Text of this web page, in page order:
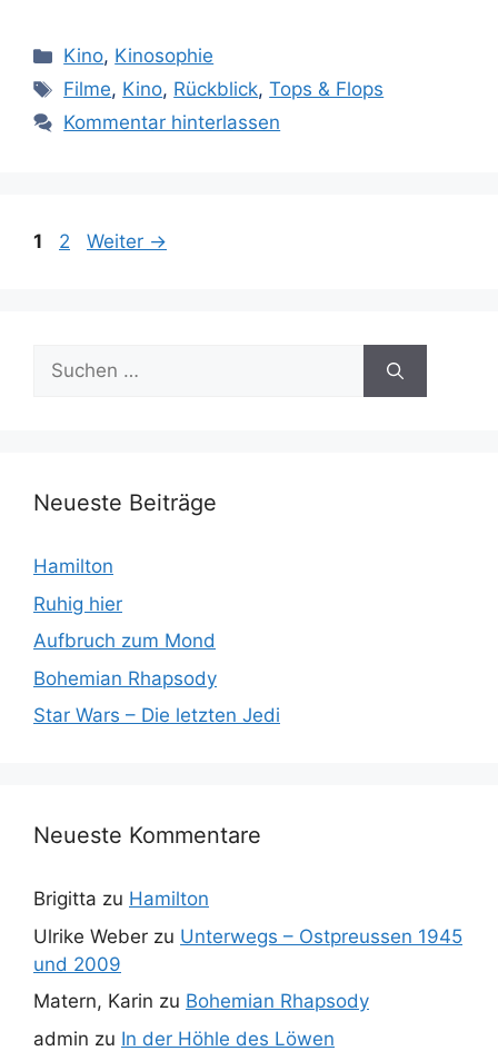
Kategorien
Kino, Kinosophie
Schlagwörter
Filme, Kino, Rückblick,Tops & Flops
Kommentar hinterlassen
Seite
1 Seite
2 Weiter →
Suchen
nach:
Neueste Beiträge
Hamilton
Ruhig hier
Aufbruch zum Mond
Bohemian Rhapsody
Star Wars – Die letzten Jedi
Neueste Kommentare
Brigitta zu Hamilton
Ulrike Weber zu Unterwegs – Ostpreussen 1945
und 2009
Matern, Karin zu Bohemian Rhapsody
admin zu In der Höhle des Löwen